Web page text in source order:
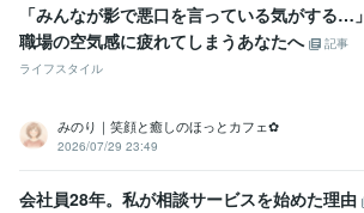
「みんなが影で悪口を言っている気がする…」
職場の空気感に疲れてしまうあなたへ
記事
ライフスタイル
みのり｜笑顔と癒しのほっとカフェ✿
2026/07/29 23:49
会社員28年。私が相談サービスを始めた理由